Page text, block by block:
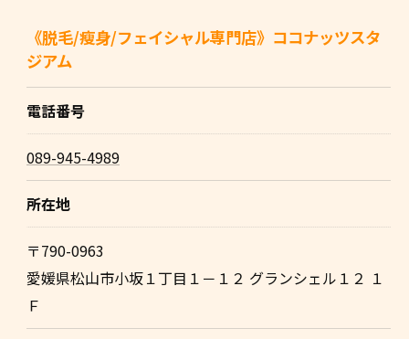
《脱毛/瘦身/フェイシャル専門店》ココナッツスタ
ジアム
電話番号
089-945-4989
所在地
〒790-0963
愛媛県松山市小坂１丁目１－１２ グランシェル１２ １
Ｆ